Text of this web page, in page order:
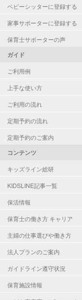
ベビーシッターに登録する
家事サポーターに登録する
保育士サポーターの声
ガイド
ご利用例
上手な使い方
ご利用の流れ
定期予約の流れ
定期予約のご案内
コンテンツ
キッズライン総研
KIDSLINE記事一覧
保活情報
保育士の働き方 キャリア
主婦の仕事選びや働き方
法人プランのご案内
ガイドライン遵守状況
保育施設情報